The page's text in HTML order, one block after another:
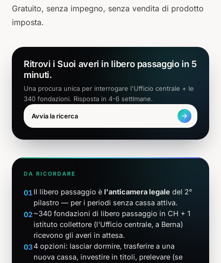
Gratuito, senza impegno, senza vendita di prodotto
imposta.
Ritrovi i Suoi averi in libero passaggio in 5
minuti.
Una procura unica per interrogare l'Ufficio centrale + le
340 fondazioni. Risposta in 4-6 settimane.
Avvia la ricerca
DA RICORDARE
01Il libero passaggio è l'anticamera legale del 2°
pilastro — per i periodi senza cassa attiva.
02~340 fondazioni di libero passaggio in CH + 1
istituto collettore (l'Ufficio centrale, a Berna)
ricevono gli averi in attesa.
034 opzioni: lasciar dormire, trasferire a una
nuova cassa, investire in titoli, prelevare (se